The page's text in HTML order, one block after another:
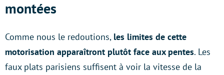
montées
Comme nous le redoutions, les limites de cette
motorisation apparaîtront plutôt face aux pentes. Les
faux plats parisiens suffisent à voir la vitesse de la